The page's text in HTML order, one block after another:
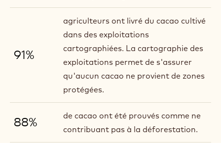
91%
agriculteurs ont livré du cacao cultivé
dans des exploitations
cartographiées. La cartographie des
exploitations permet de s'assurer
qu'aucun cacao ne provient de zones
protégées.
88%
de cacao ont été prouvés comme ne
contribuant pas à la déforestation.